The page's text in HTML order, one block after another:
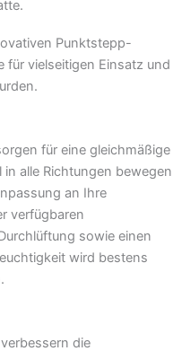
Punktstepp-
für vielseitigen Einsatz und
für eine gleichmäßige
alle Richtungen bewegen
an Ihre
verfügbaren
sowie einen
wird bestens
die